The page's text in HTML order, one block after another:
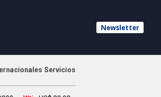
Newsletter
Servicios